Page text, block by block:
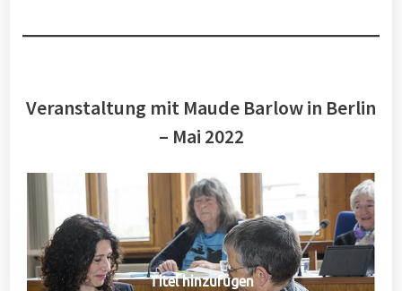
Veranstaltung mit Maude Barlow in Berlin
– Mai 2022
Titel hinzufügen